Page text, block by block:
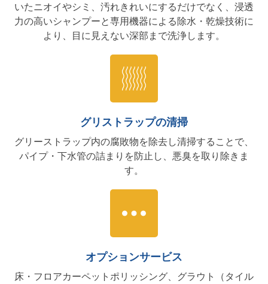
いたニオイやシミ、汚れきれいにするだけでなく、浸透
力の高いシャンプーと専用機器による除水・乾燥技術に
より、目に見えない深部まで洗浄します。
グリストラップの清掃
グリーストラップ内の腐敗物を除去し清掃することで、
パイプ・下水管の詰まりを防止し、悪臭を取り除きま
す。
オプションサービス
床・フロアカーペットポリッシング、グラウト（タイル